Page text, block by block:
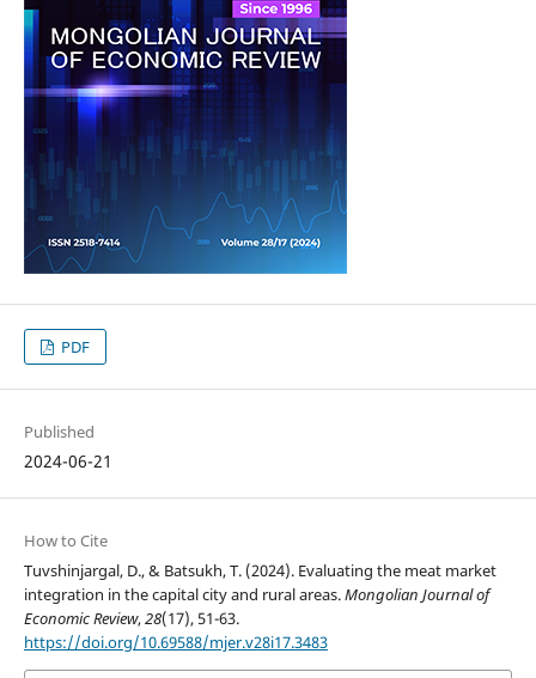
PDF
Published
2024-06-21
How to Cite
Tuvshinjargal, D., & Batsukh, T. (2024). Evaluating the meat market
integration in the capital city and rural areas.Mongolian Journal of
Economic Review,28(17), 51-63.
https://doi.org/10.69588/mjer.v28i17.3483